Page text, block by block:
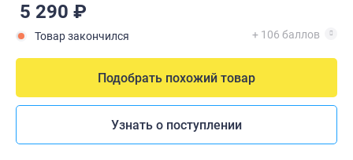
5 290 ₽
Товар закончился + 106 баллов
Подобрать похожий товар
Узнать о поступлении